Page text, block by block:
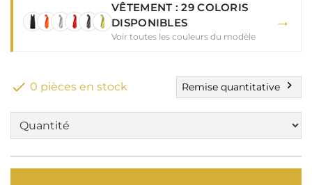
VÊTEMENT : 29 COLORIS
DISPONIBLES
Voir toutes les couleurs du modèle
→
 0 pièces en stock Remise quantitative chevron_right